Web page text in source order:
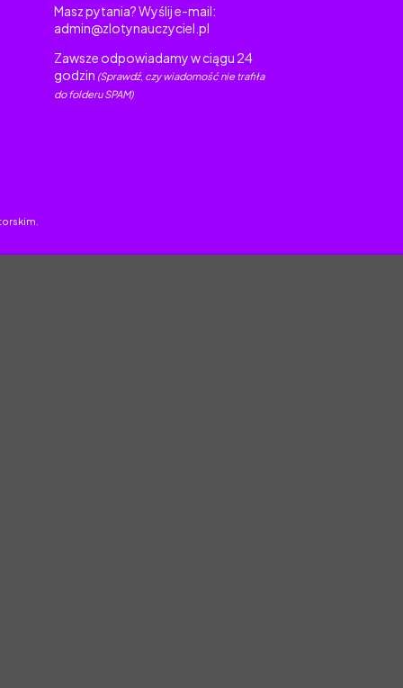
Masz pytania? Wyślij e-mail:
admin@zlotynauczyciel.pl
Zawsze odpowiadamy w ciągu 24
godzin (Sprawdź, czy wiadomość nie trafiła
do folderu SPAM)